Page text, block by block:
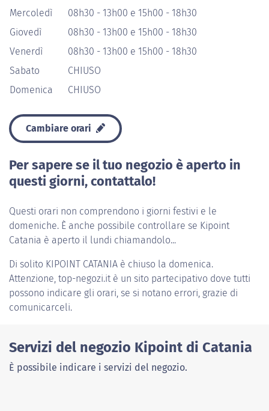
Mercoledì
08h30 - 13h00 e 15h00 - 18h30
Giovedì
08h30 - 13h00 e 15h00 - 18h30
Venerdì
08h30 - 13h00 e 15h00 - 18h30
Sabato
CHIUSO
Domenica
CHIUSO
Cambiare orari
Per sapere se il tuo negozio è aperto in
questi giorni, contattalo!
Questi orari non comprendono i giorni festivi e le
domeniche. È anche possibile controllare se Kipoint
Catania è aperto il lundi chiamandolo...
Di solito KIPOINT CATANIA è chiuso la domenica.
Attenzione, top-negozi.it è un sito partecipativo dove tutti
possono indicare gli orari, se si notano errori, grazie di
comunicarceli.
Servizi del negozio Kipoint di Catania
È possibile indicare i servizi del negozio.